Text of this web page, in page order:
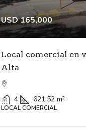
USD 165,000
Local comercial en
Alta
4 621.52 m²
LOCAL COMERCIAL